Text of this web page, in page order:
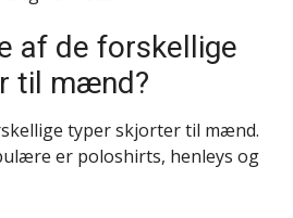
af de forskellige
til mænd?
typer skjorter til mænd.
er poloshirts, henleys og